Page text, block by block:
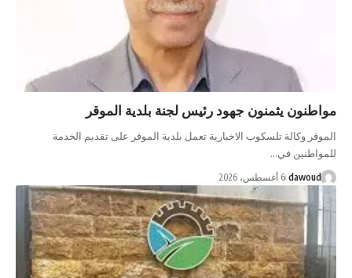
مواطنون يثمنون جهود رئيس لجنة بلدية الموقر
الموقر وكالة تلسكوب الاخبارية تعمل بلدية الموقر على تقديم الخدمة
للمواطنين في…
dawoud 6 أغسطس، 2026